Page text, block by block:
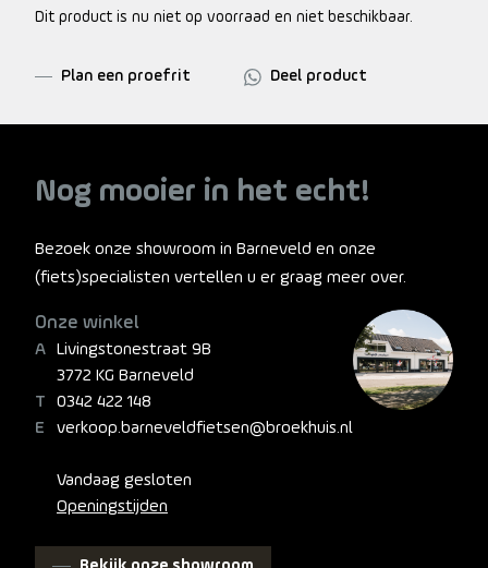
Dit product is nu niet op voorraad en niet beschikbaar.
Plan een proefrit Deel product
Nog mooier in het echt!
Bezoek onze showroom in Barneveld en onze
(fiets)specialisten vertellen u er graag meer over.
Onze winkel
Livingstonestraat 9B
3772 KG Barneveld
0342 422 148
verkoop.barneveldfietsen@broekhuis.nl
Vandaag gesloten
Openingstijden